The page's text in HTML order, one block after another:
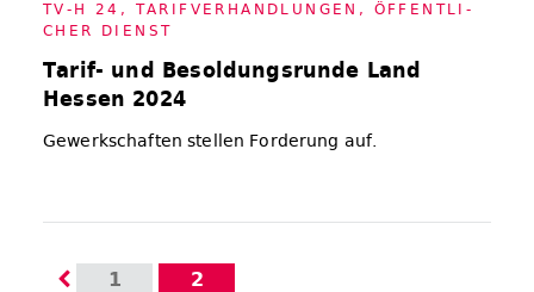
TV-H 24 , TA­RIF­VER­HAND­LUN­GEN , ÖF­FENT­LI­
CHER DIENST
Tarif- und Besoldungsrunde Land
Hessen 2024
Gewerkschaften stellen Forderung auf.
1 2